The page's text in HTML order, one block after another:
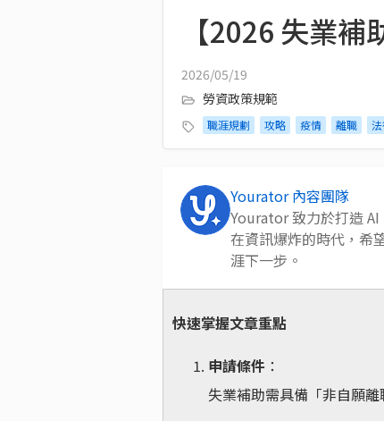
【2026 失業
2026/05/19
勞資政策規範
職涯規劃 攻略 疫情 離職
Yourator 內容團隊
Yourator 致力於打造
在資訊爆炸的時代，希
涯下一步。
快速掌握文章重點
申請條件 ：
失業補助需具備「非自願